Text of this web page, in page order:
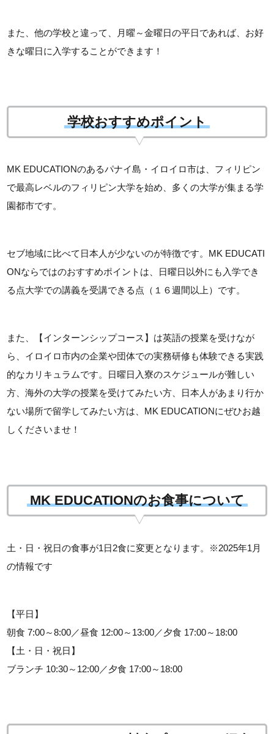
また、他の学校と違って、月曜～金曜日の平日であれば、お好
きな曜日に入学することができます！
学校おすすめポイント
MK EDUCATIONのあるパナイ島・イロイロ市は、フィリピン
で最高レベルのフィリピン大学を始め、多くの大学が集まる学
園都市です。
セブ地域に比べて日本人が少ないのが特徴です。MK EDUCATI
ONならではのおすすめポイントは、日曜日以外にも入学でき
る点大学での講義を受講できる点（１６週間以上）です。
また、【インターンシップコース】は英語の授業を受けなが
ら、イロイロ市内の企業や団体での実務研修も体験できる実践
的なカリキュラムです。日曜日入寮のスケジュールが難しい
方、海外の大学の授業を受けてみたい方、日本人があまり行か
ない場所で留学してみたい方は、MK EDUCATIONにぜひお越
しくださいませ！
MK EDUCATIONのお食事について
土・日・祝日の食事が1日2食に変更となります。※2025年1月
の情報です
【平日】
朝食 7:00～8:00／昼食 12:00～13:00／夕食 17:00～18:00
【土・日・祝日】
ブランチ 10:30～12:00／夕食 17:00～18:00